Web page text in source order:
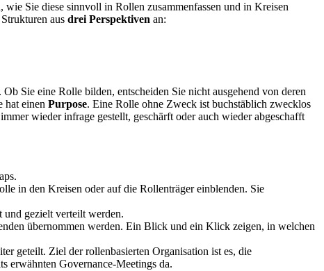
Sie diese sinnvoll in Rollen zusammenfassen und in Kreisen
aus drei Perspektiven an:
Sie eine Rolle bilden, entscheiden Sie nicht ausgehend von deren
hat einen Purpose. Eine Rolle ohne Zweck ist buchstäblich zwecklos
wieder infrage gestellt, geschärft oder auch wieder abgeschafft
in den Kreisen oder auf die Rollenträger einblenden. Sie
und gezielt verteilt werden.
übernommen werden. Ein Blick und ein Klick zeigen, in welchen
geteilt. Ziel der rollenbasierten Organisation ist es, die
erwähnten Governance-Meetings da.